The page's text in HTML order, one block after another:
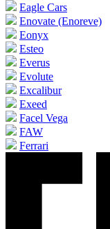
Eagle Cars
Enovate (Enoreve)
Eonyx
Esteo
Everus
Evolute
Excalibur
Exeed
Facel Vega
FAW
Ferrari